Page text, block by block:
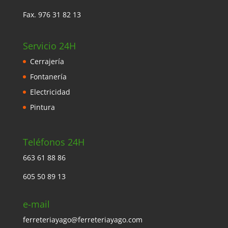
Fax. 976 31 82 13
Servicio 24H
Cerrajería
Fontanería
Electricidad
Pintura
Teléfonos 24H
663 61 88 86
605 50 89 13
e-mail
ferreteriayago@ferreteriayago.com